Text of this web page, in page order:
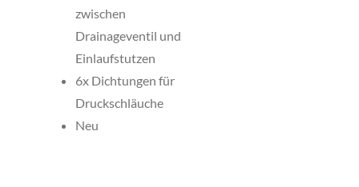
zwischen
Drainageventil und
Einlaufstutzen
6x Dichtungen für
Druckschläuche
Neu